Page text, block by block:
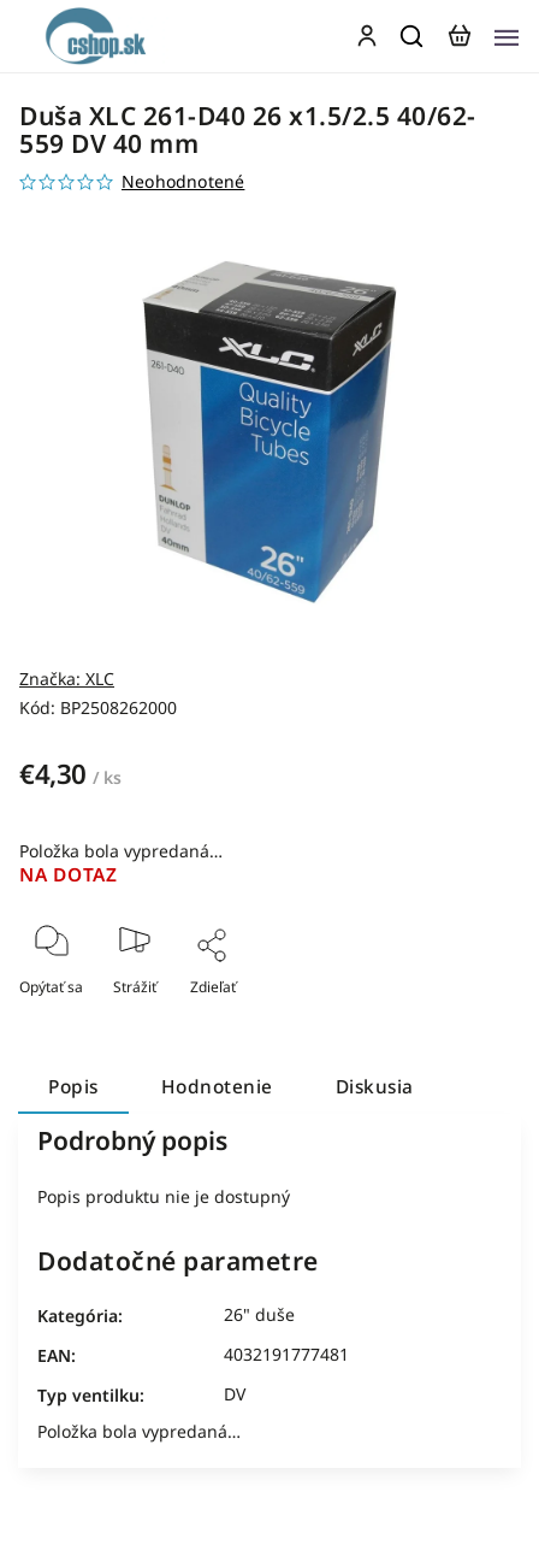
Duša XLC 261-D40 26 x1.5/2.5 40/62-
559 DV 40 mm
Neohodnotené
Kód: BP2508262000
Značka: XLC
€4,30 / ks
NA DOTAZ
Položka bola vypredaná…
Opýtať sa Strážiť Zdieľať
Popis Hodnotenie Diskusia
Podrobný popis
Popis produktu nie je dostupný
Dodatočné parametre
Kategória:
26" duše
EAN:
4032191777481
Typ ventilku:
DV
Položka bola vypredaná…